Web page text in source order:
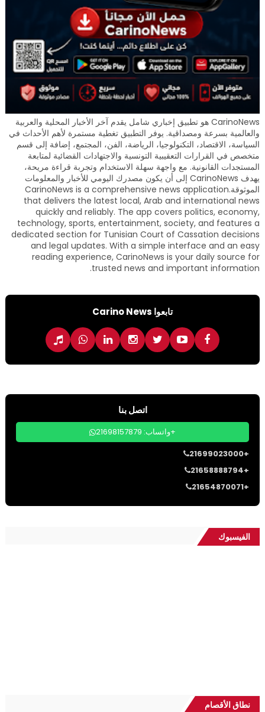
CarinoNews هو تطبيق إخباري شامل يقدم آخر الأخبار المحلية والعربية
والعالمية بسرعة ومصداقية. يوفر التطبيق تغطية مستمرة لأهم الأحداث في
السياسة، الاقتصاد، التكنولوجيا، الرياضة، الفن، المجتمع، إضافة إلى قسم
متخصص في القرارات التعقيبية التونسية والاجتهادات القضائية لمتابعة
المستجدات القانونية. مع واجهة سهلة الاستخدام وتجربة قراءة مريحة،
يهدف CarinoNews إلى أن يكون مصدرك اليومي للأخبار والمعلومات
الموثوقة.CarinoNews is a comprehensive news application
that delivers the latest local, Arab and international news
quickly and reliably. The app covers politics, economy,
technology, sports, entertainment, society, and features a
dedicated section for Tunisian Court of Cassation decisions
and legal updates. With a simple interface and an easy
reading experience, CarinoNews is your daily source for
trusted news and important information.
تابعوا Carino News
اتصل بنا
واتساب: 21698157879+
21699023000+
21658888794+
21654870071+
الفيسبوك
نطاق الأقصام